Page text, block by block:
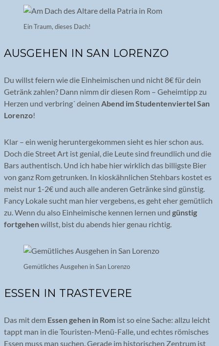
Ein Traum, dieses Dach!
AUSGEHEN IN SAN LORENZO
Du willst feiern wie die Einheimischen und nicht 8€ für dein
Getränk zahlen? Dann nimm dir diesen Rom – Geheimtipp zu
Herzen und verbring´ deinen Abend im Studentenviertel San
Lorenzo!
Klar – ein wenig heruntergekommen sieht es hier schon aus.
Doch die Street Art ist genial, die Leute sind freundlich und die
Bars authentisch. Und ich habe hier wirklich das billigste Bier
von ganz Rom getrunken. In kioskähnlichen Stehbars kostet es
meist nur 1-2€ und auch alle anderen Getränke sind günstig.
Fancy Lokale sucht man hier vergebens, es geht eher gemütlich
zu. Wenn du also Einheimische kennen lernen und günstig
fortgehenwillst, bist du abends hier genau richtig.
Gemütliches Ausgehen in San Lorenzo
ESSEN IN TRASTEVERE
Das mit dem Essen gehen in Rom ist so eine Sache: allzu leicht
tappt man in die Touristen-Menü-Falle, und echtes römisches
Essen muss man suchen. Gerade im historischen Zentrum ist